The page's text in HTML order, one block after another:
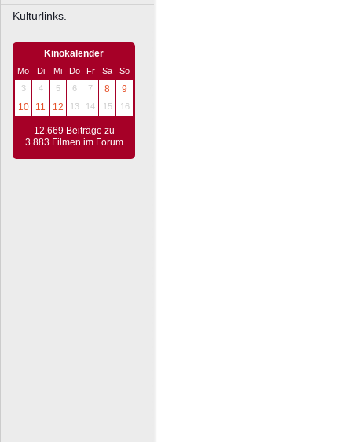
Kulturlinks.
Kinokalender
Mo Di Mi Do Fr Sa
So
3
4 5 6 7 8
9
10
11 12 13 14 15 16
12.669 Beiträge zu
3.883 Filmen im Forum